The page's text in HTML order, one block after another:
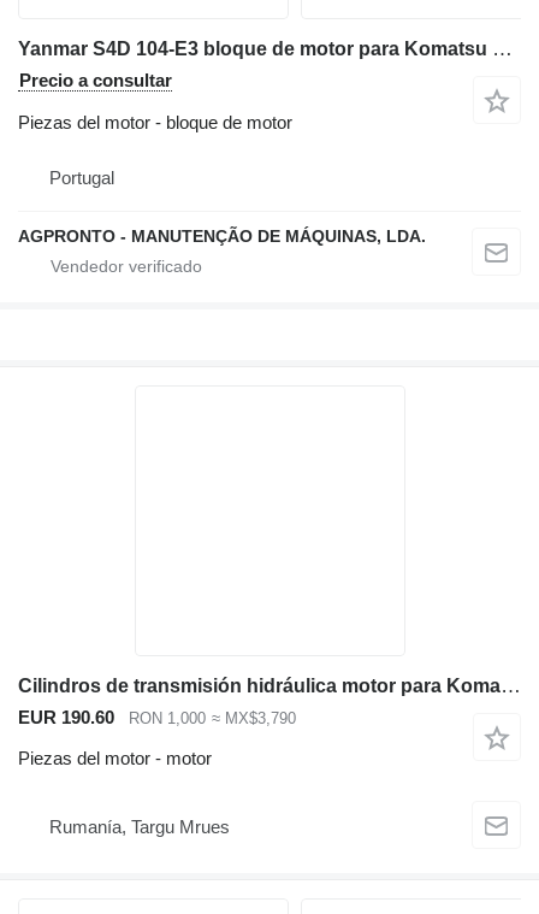
Yanmar S4D 104-E3 bloque de motor para Komatsu WB93-R5 retroexcavadora para piezas
Precio a consultar
Piezas del motor - bloque de motor
Portugal
AGPRONTO - MANUTENÇÃO DE MÁQUINAS, LDA.
Cilindros de transmisión hidráulica motor para Komatsu WB93 WB97 retroexcavadora para piezas
EUR 190.60 RON 1,000 ≈ MX$3,790
Piezas del motor - motor
Rumanía, Targu Mrues